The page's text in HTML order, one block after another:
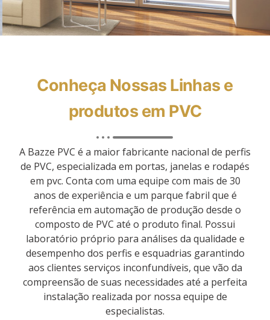
Conheça Nossas Linhas e
produtos em PVC
A Bazze PVC é a maior fabricante nacional de perfis
de PVC, especializada em portas, janelas e rodapés
em pvc. Conta com uma equipe com mais de 30
anos de experiência e um parque fabril que é
referência em automação de produção desde o